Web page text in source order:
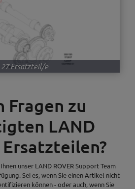
27 Ersatzteil/e
Fragen zu
LAND
Ersatzteilen?
unser LAND ROVER Support Team
Sei es, wenn Sie einen Artikel nicht
können - oder auch, wenn Sie